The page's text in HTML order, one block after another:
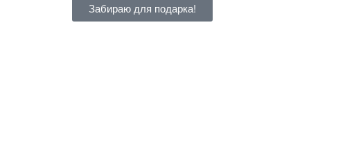
Забираю для подарка!